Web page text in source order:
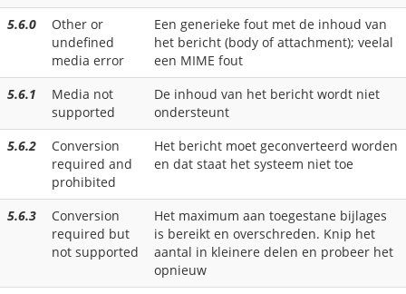
5.6.0
Other or
undefined
media error
Een generieke fout met de inhoud van
het bericht (body of attachment); veelal
een MIME fout
5.6.1
Media not
supported
De inhoud van het bericht wordt niet
ondersteunt
5.6.2
Conversion
required and
prohibited
Het bericht moet geconverteerd worden
en dat staat het systeem niet toe
5.6.3
Conversion
required but
not supported
Het maximum aan toegestane bijlages
is bereikt en overschreden. Knip het
aantal in kleinere delen en probeer het
opnieuw